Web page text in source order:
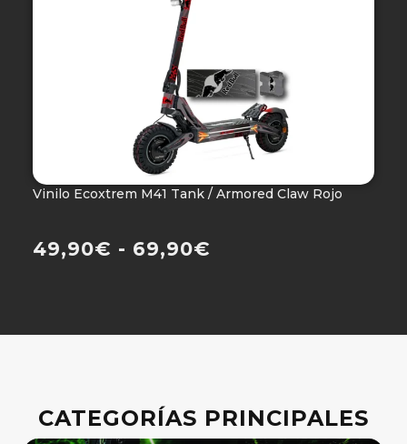
Vinilo Ecoxtrem M41 Tank / Armored Claw Rojo
49,90€ - 69,90€
CATEGORÍAS PRINCIPALES